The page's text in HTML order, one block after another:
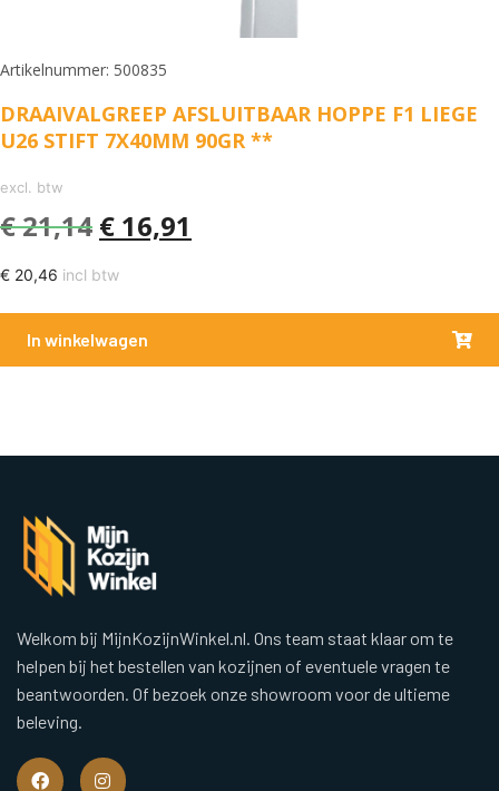
Artikelnummer: 500835
DRAAIVALGREEP AFSLUITBAAR HOPPE F1 LIEGE
U26 STIFT 7X40MM 90GR **
excl. btw
€21,14 € 16,91
€ 20,46 incl btw
In winkelwagen
Welkom bij MijnKozijnWinkel.nl. Ons team staat klaar om te
helpen bij het bestellen van kozijnen of eventuele vragen te
beantwoorden. Of bezoek onze showroom voor de ultieme
beleving.